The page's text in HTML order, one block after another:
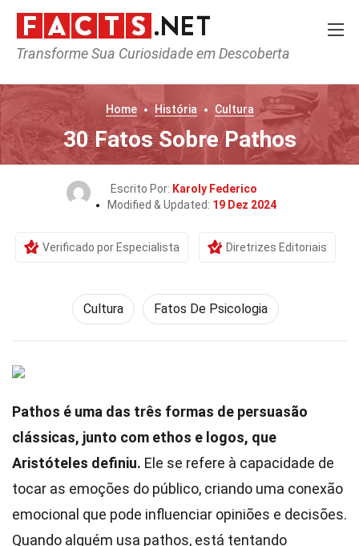
Transforme Sua Curiosidade em Descoberta
Home História Cultura
30 Fatos Sobre Pathos
Escrito Por: Karoly Federico
Modified & Updated: 19 Dez 2024
Verificado por Especialista Diretrizes Editoriais
Cultura Fatos De Psicologia
Pathos é uma das três formas de persuasão
clássicas, junto com ethos e logos, que
Aristóteles definiu. Ele se refere à capacidade de
tocar as emoções do público, criando uma conexão
emocional que pode influenciar opiniões e decisões.
Quando alguém usa pathos, está tentando